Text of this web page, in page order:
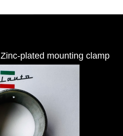
Zinc-plated mounting clamp